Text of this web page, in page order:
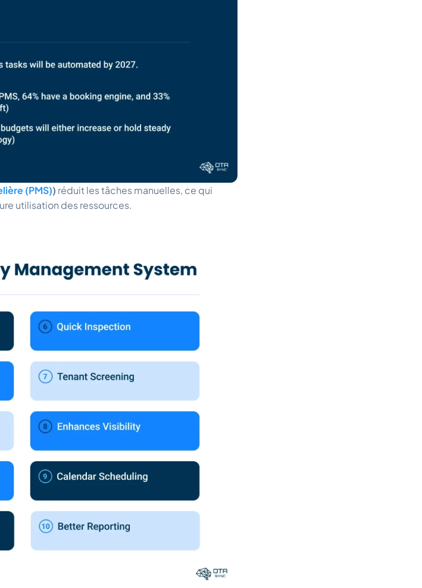
(PMS)) réduit les tâches manuelles, ce qui
utilisation des ressources.